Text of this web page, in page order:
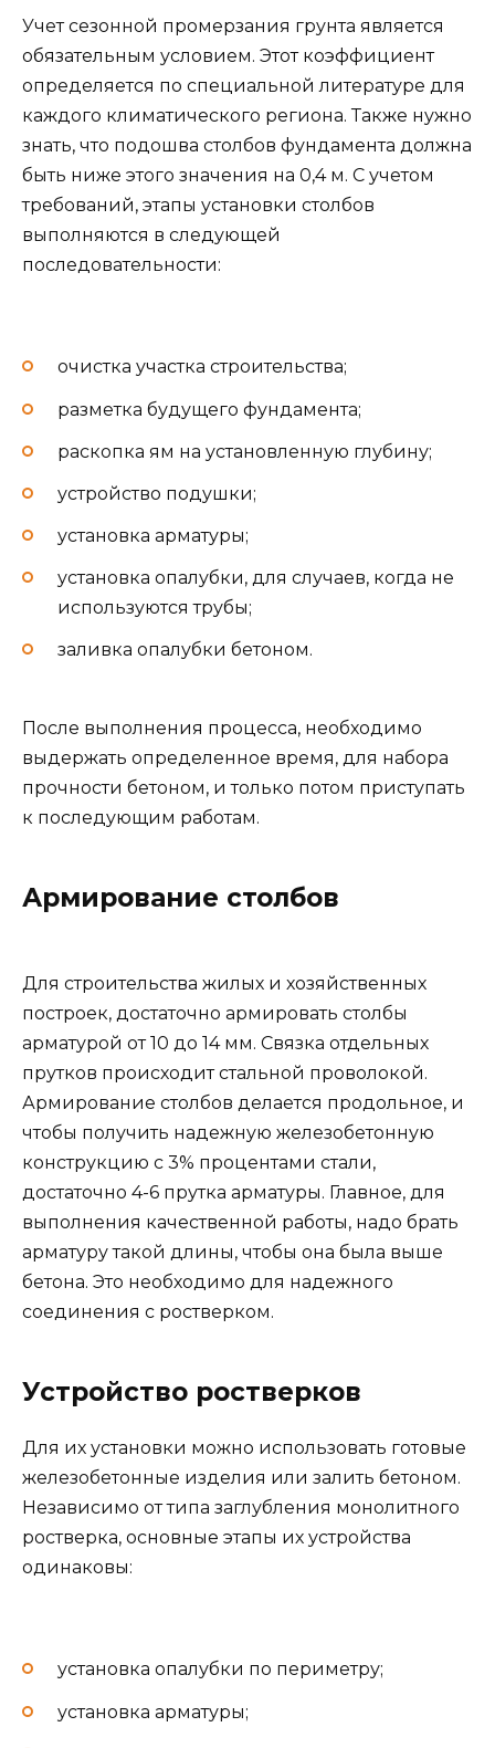
Учет сезонной промерзания грунта является
обязательным условием. Этот коэффициент
определяется по специальной литературе для
каждого климатического региона. Также нужно
знать, что подошва столбов фундамента должна
быть ниже этого значения на 0,4 м. С учетом
требований, этапы установки столбов
выполняются в следующей
последовательности:
очистка участка строительства;
разметка будущего фундамента;
раскопка ям на установленную глубину;
устройство подушки;
установка арматуры;
установка опалубки, для случаев, когда не
используются трубы;
заливка опалубки бетоном.
После выполнения процесса, необходимо
выдержать определенное время, для набора
прочности бетоном, и только потом приступать
к последующим работам.
Армирование столбов
Для строительства жилых и хозяйственных
построек, достаточно армировать столбы
арматурой от 10 до 14 мм. Связка отдельных
прутков происходит стальной проволокой.
Армирование столбов делается продольное, и
чтобы получить надежную железобетонную
конструкцию с 3% процентами стали,
достаточно 4-6 прутка арматуры. Главное, для
выполнения качественной работы, надо брать
арматуру такой длины, чтобы она была выше
бетона. Это необходимо для надежного
соединения с ростверком.
Устройство ростверков
Для их установки можно использовать готовые
железобетонные изделия или залить бетоном.
Независимо от типа заглубления монолитного
ростверка, основные этапы их устройства
одинаковы:
установка опалубки по периметру;
установка арматуры;